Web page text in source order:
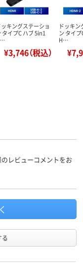
ッキングステーショ
タイプC ハブ 5in1
¥3,746（税込）
ドッキ
ン タイ
H…
レビューコメントをお
る